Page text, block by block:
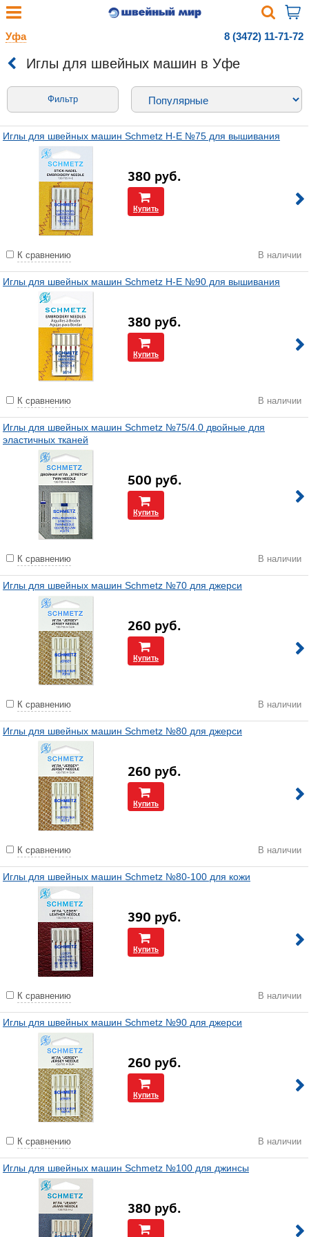
Уфа 8 (3472) 11-71-72
Иглы для швейных машин в Уфе
Фильтр
Иглы для швейных машин Schmetz H-E №75 для вышивания
380 руб.
Купить
К сравнению В наличии
Иглы для швейных машин Schmetz H-E №90 для вышивания
380 руб.
Купить
К сравнению В наличии
Иглы для швейных машин Schmetz №75/4.0 двойные для
эластичных тканей
500 руб.
Купить
К сравнению В наличии
Иглы для швейных машин Schmetz №70 для джерси
260 руб.
Купить
К сравнению В наличии
Иглы для швейных машин Schmetz №80 для джерси
260 руб.
Купить
К сравнению В наличии
Иглы для швейных машин Schmetz №80-100 для кожи
390 руб.
Купить
К сравнению В наличии
Иглы для швейных машин Schmetz №90 для джерси
260 руб.
Купить
К сравнению В наличии
Иглы для швейных машин Schmetz №100 для джинсы
380 руб.